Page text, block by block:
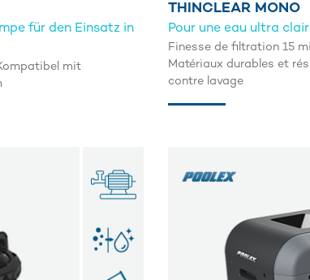
für den Einsatz in
mit
THINCLEAR MONO
Pour une eau ultra
Finesse de filtration 15
Matériaux durables et
contre lavage